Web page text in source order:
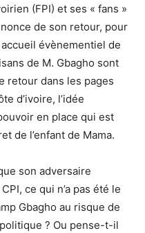
(FPI) et ses « fans »
de son retour, pour
évènementiel de
de M. Gbagho sont
retour dans les pages
d’ivoire, l’idée
en place qui est
de l’enfant de Mama.
son adversaire
ce qui n’a pas été le
Gbagho au risque de
? Ou pense-t-il